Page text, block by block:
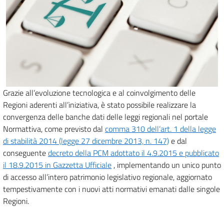
Grazie all’evoluzione tecnologica e al coinvolgimento delle
Regioni aderenti all’iniziativa, è stato possibile realizzare la
convergenza delle banche dati delle leggi regionali nel portale
Normattiva, come previsto dal comma 310 dell’art. 1 della legge
di stabilità 2014 (legge 27 dicembre 2013, n. 147)e dal
conseguentedecreto della PCM adottato il 4.9.2015 e pubblicato
il 18.9.2015 in Gazzetta Ufficiale , implementando un unico punto
di accesso all’intero patrimonio legislativo regionale, aggiornato
tempestivamente con i nuovi atti normativi emanati dalle singole
Regioni.